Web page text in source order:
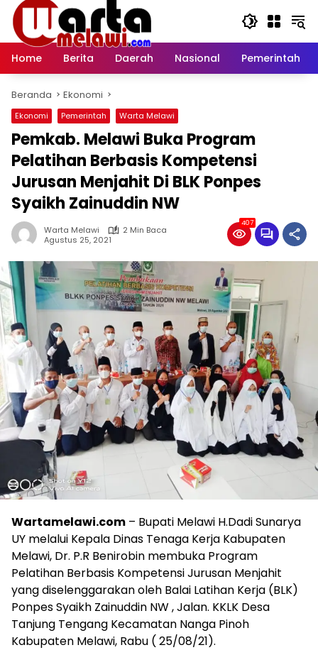
Langsung
konten
Home
Berita Daerah Nasional Pemerintah
Beranda Ekonomi
Ekonomi Pemerintah Warta Melawi
Pemkab. Melawi Buka Program
Pelatihan Berbasis Kompetensi
Jurusan Menjahit Di BLK Ponpes
Syaikh Zainuddin NW
Warta Melawi
2 Min Baca
Agustus 25, 2021
407
Wartamelawi.com – Bupati Melawi H.Dadi Sunarya
UY melalui Kepala Dinas Tenaga Kerja Kabupaten
Melawi, Dr. P.R Benirobin membuka Program
Pelatihan Berbasis Kompetensi Jurusan Menjahit
yang diselenggarakan oleh Balai Latihan Kerja (BLK)
Ponpes Syaikh Zainuddin NW , Jalan. KKLK Desa
Tanjung Tengang Kecamatan Nanga Pinoh
Kabupaten Melawi, Rabu ( 25/08/21).